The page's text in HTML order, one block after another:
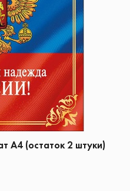
А4 (остаток 2 штуки)